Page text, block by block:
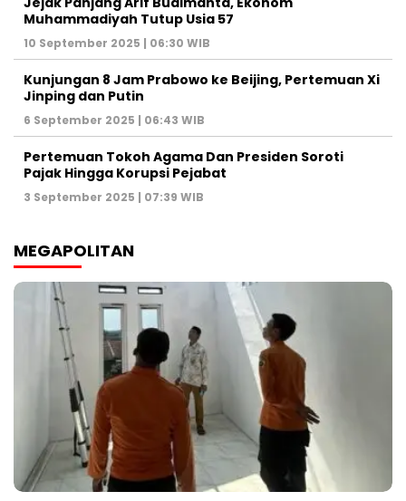
Muhammadiyah Tutup Usia 57
10 September 2025 | 06:30 WIB
Kunjungan 8 Jam Prabowo ke Beijing, Pertemuan Xi
Jinping dan Putin
6 September 2025 | 06:43 WIB
Pertemuan Tokoh Agama Dan Presiden Soroti
Pajak Hingga Korupsi Pejabat
3 September 2025 | 07:39 WIB
MEGAPOLITAN